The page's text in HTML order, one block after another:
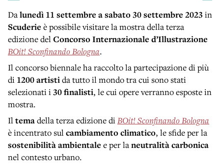
Dalunedì 11 settembre a sabato 30 settembre 2023 in
Scuderie è possibile visitare la mostra della terza
edizione delConcorso Internazionale d’Illustrazione
BOit! Sconfinando Bologna.
Il concorso biennale ha raccolto la partecipazione di più
di 1200 artistida tutto il mondo tra cui sono stati
selezionati i30 finalisti, le cui opere verranno esposte in
mostra.
Iltemadella terza edizione diBOit! Sconfinando Bologna
è incentrato sulcambiamento climatico, le sfide per la
sostenibilità ambientale e per laneutralità carbonica
nel contesto urbano.